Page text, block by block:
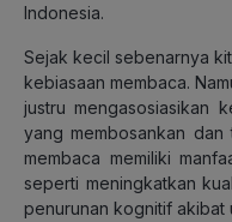
Indonesia.
Sejak kecil sebenarnya
kebiasaan membaca.
justru mengasosiasikan
yang membosankan dan
membaca memiliki
seperti meningkatkan
penurunan kognitif akibat